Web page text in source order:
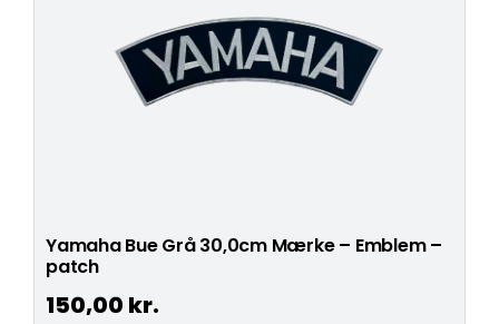
Yamaha Bue Grå 30,0cm Mærke – Emblem –
patch
150,00 kr.